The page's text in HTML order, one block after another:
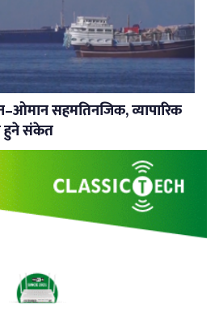
सहमतिनजिक, व्यापारिक
हुने संकेत